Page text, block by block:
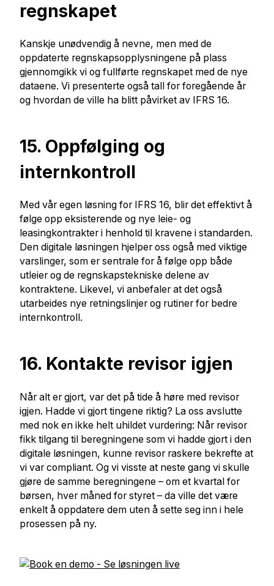
regnskapet
Kanskje unødvendig å nevne, men med de
oppdaterte regnskapsopplysningene på plass
gjennomgikk vi og fullførte regnskapet med de nye
dataene. Vi presenterte også tall for foregående år
og hvordan de ville ha blitt påvirket av IFRS 16.
15. Oppfølging og
internkontroll
Med vår egen løsning for IFRS 16, blir det effektivt å
følge opp eksisterende og nye leie- og
leasingkontrakter i henhold til kravene i standarden.
Den digitale løsningen hjelper oss også med viktige
varslinger, som er sentrale for å følge opp både
utleier og de regnskapstekniske delene av
kontraktene. Likevel, vi anbefaler at det også
utarbeides nye retningslinjer og rutiner for bedre
internkontroll.
16. Kontakte revisor igjen
Når alt er gjort, var det på tide å høre med revisor
igjen. Hadde vi gjort tingene riktig? La oss avslutte
med nok en ikke helt uhildet vurdering: Når revisor
fikk tilgang til beregningene som vi hadde gjort i den
digitale løsningen, kunne revisor raskere bekrefte at
vi var compliant. Og vi visste at neste gang vi skulle
gjøre de samme beregningene – om et kvartal for
børsen, hver måned for styret – da ville det være
enkelt å oppdatere dem uten å sette seg inn i hele
prosessen på ny.